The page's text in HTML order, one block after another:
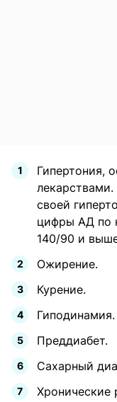
Гипертония,
своей
цифры АД по
140/90 и
Ожирение.
Курение.
Гиподинамия.
Преддиабет.
Сахарный
Хронические